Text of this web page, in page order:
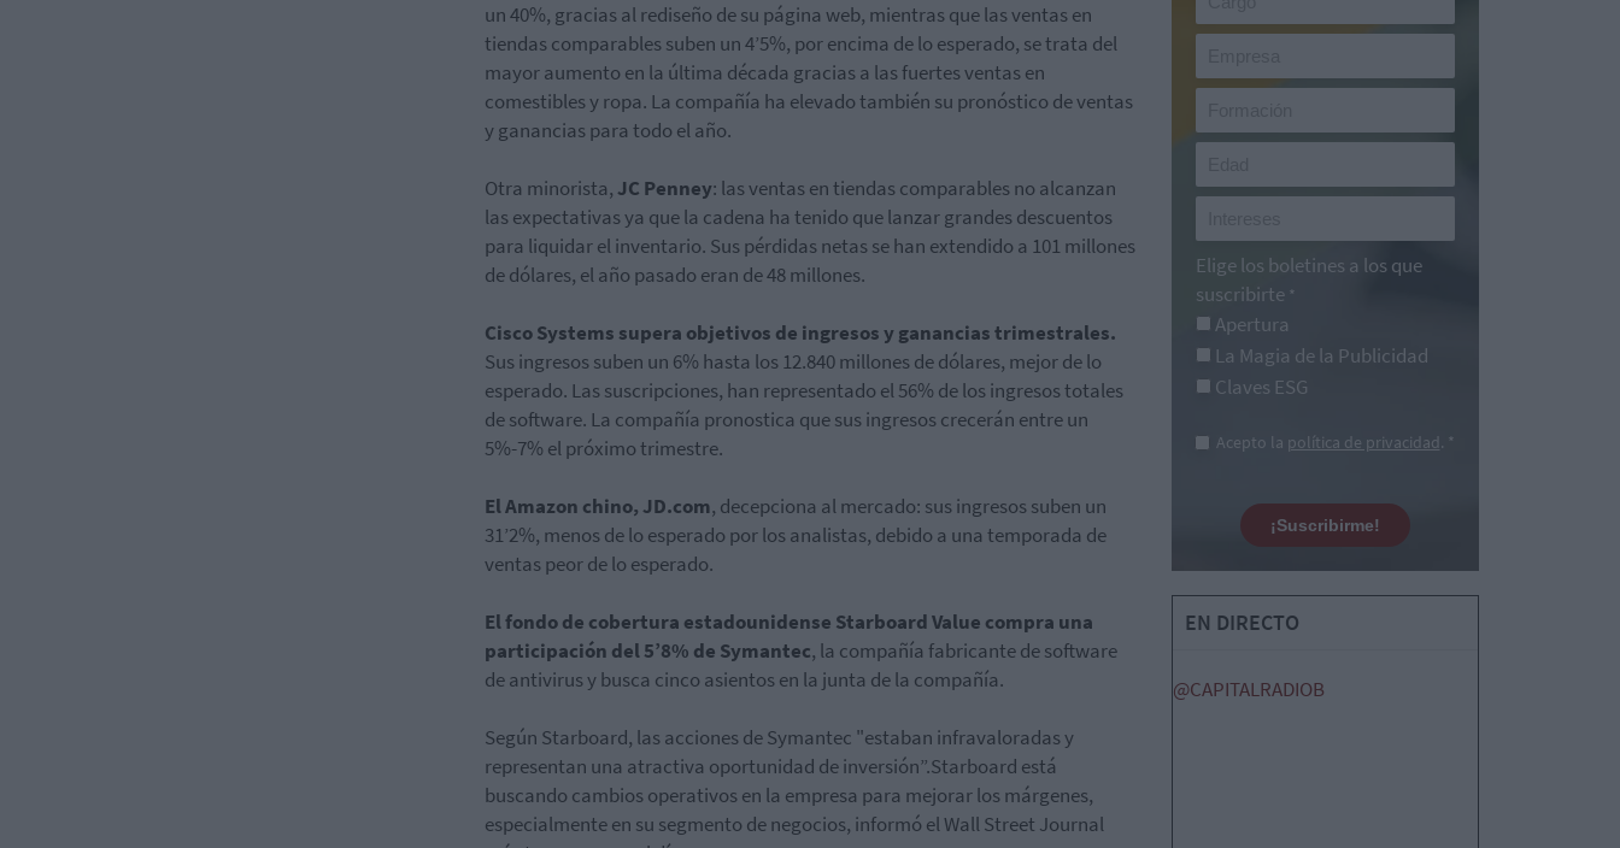
un 40%, gracias al rediseño de su página web, mientras que las ventas en
tiendas comparables suben un 4’5%, por encima de lo esperado, se trata del
mayor aumento en la última década gracias a las fuertes ventas en
comestibles y ropa. La compañía ha elevado también su pronóstico de ventas
y ganancias para todo el año.
Otra minorista, JC Penney: las ventas en tiendas comparables no alcanzan
las expectativasya que la cadena ha tenido que lanzar grandes descuentos
para liquidar el inventario. Sus pérdidas netas se han extendido a 101 millones
de dólares, el año pasado eran de 48 millones.
Cisco Systems supera objetivos de ingresos y ganancias trimestrales.
Sus ingresos suben un 6% hasta los 12.840 millones de dólares, mejor de lo
esperado. Las suscripciones, han representado el 56% de los ingresos totales
de software. La compañía pronostica que sus ingresos crecerán entre un
5%-7% el próximo trimestre.
El Amazon chino, JD.com, decepciona al mercado: sus ingresos suben un
31’2%, menos de lo esperado por los analistas, debido a una temporada de
ventas peor de lo esperado.
El fondo de cobertura estadounidense Starboard Value compra una
participación del 5’8% de Symantec, la compañía fabricante de software
de antivirus y busca cinco asientos en la junta de la compañía.
Según Starboard, las acciones de Symantec "estaban infravaloradas y
representan una atractiva oportunidad de inversión”.Starboard está
buscando cambios operativos en la empresa para mejorar los márgenes,
especialmente en su segmento de negocios, informó el Wall Street Journal
Elige los boletines a los que
suscribirte *
Apertura
La Magia de la Publicidad
Claves ESG
Acepto la política de privacidad. *
¡Suscribirme!
EN DIRECTO
@CAPITALRADIOB